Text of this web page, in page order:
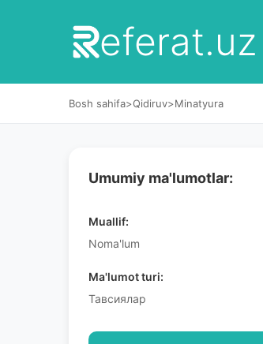
eferat.uz
Bosh sahifa>Qidiruv>Minatyura
Umumiy ma'lumotlar:
Muallif:
Noma'lum
Ma'lumot turi:
Тавсиялар